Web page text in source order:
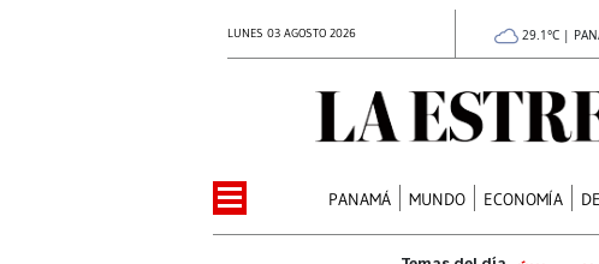
LUNES 03 AGOSTO 2026 29.1°C |
PANAMÁ MUNDO ECONOMÍA